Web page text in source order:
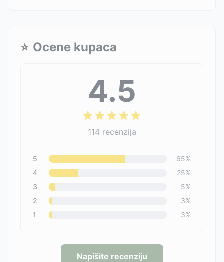
⭐ Ocene kupaca
4.5
114 recenzija
5 65%
4
25%
3
5%
2
3%
1
3%
Napišite recenziju